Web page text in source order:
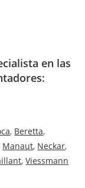
en las
, Beretta,
Manaut, Neckar,
,Viessmann